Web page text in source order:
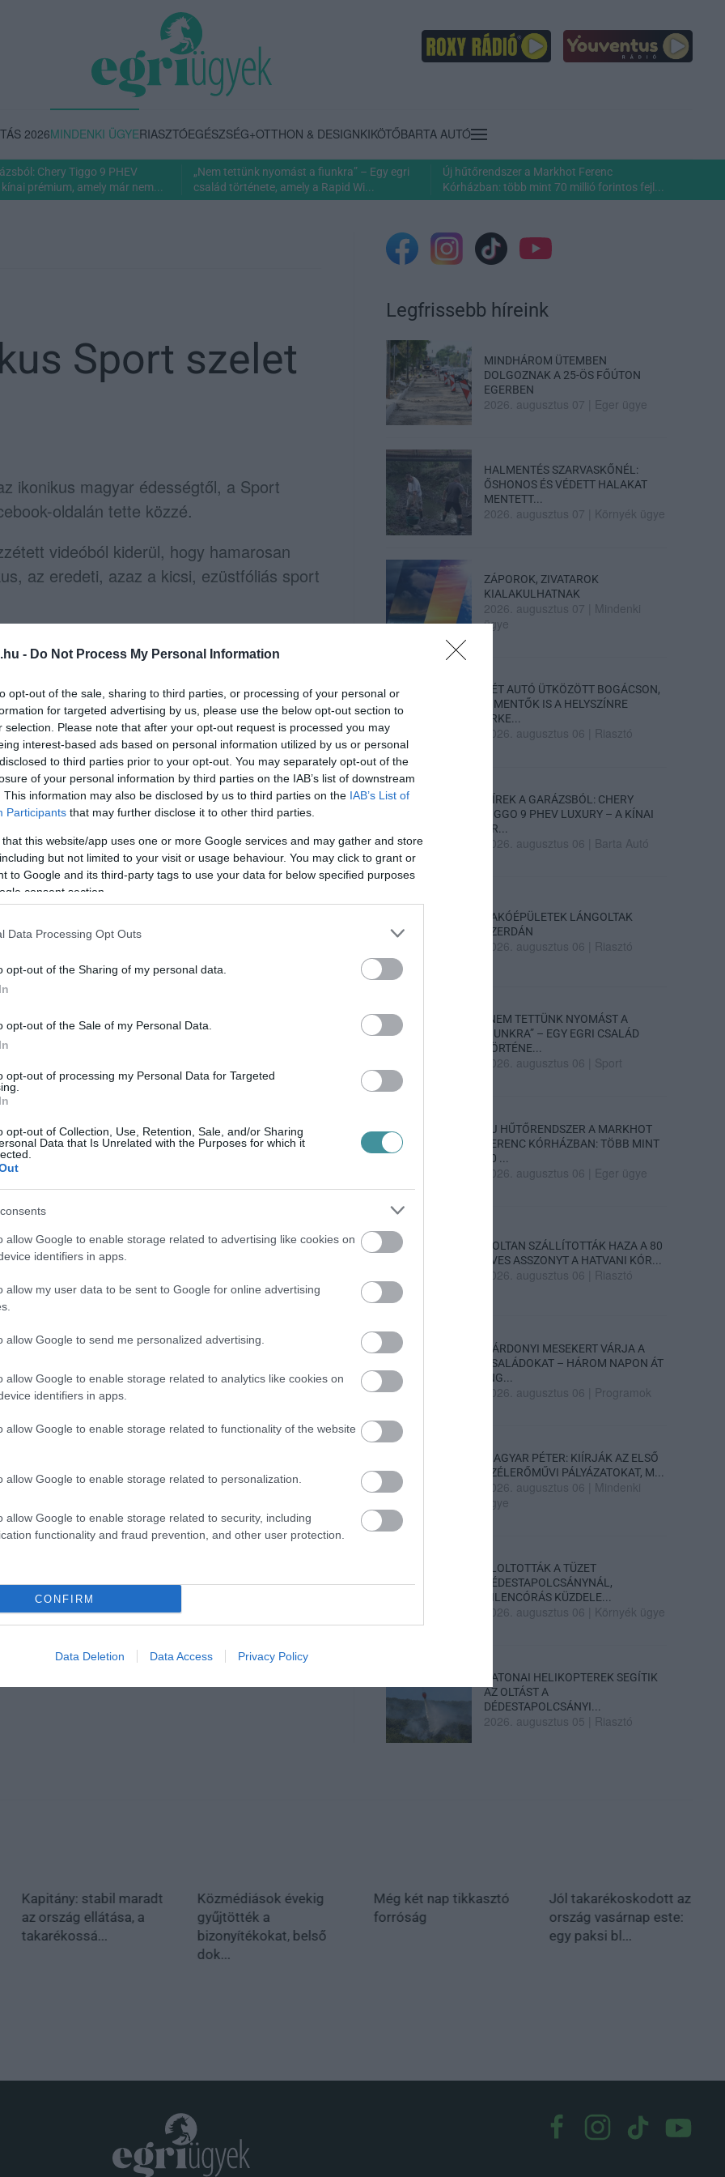
- Do Not Process My Personal Information
opt-out of the sale, sharing to third parties, or processing of your personal or
for targeted advertising by us, please use the below opt-out section to
selection. Please note that after your opt-out request is processed you may
interest-based ads based on personal information utilized by us or personal
to third parties prior to your opt-out. You may separately opt-out of the
of your personal information by third parties on the IAB’s list of downstream
This information may also be disclosed by us to third parties on the IAB’s List of
Participants that may further disclose it to other third parties.
that this website/app uses one or more Google services and may gather and store
but not limited to your visit or usage behaviour. You may click to grant or
to Google and its third-party tags to use your data for below specified purposes
consent section.
Data Processing Opt Outs
opt-out of the Sharing of my personal data.
opt-out of the Sale of my Personal Data.
opt-out of processing my Personal Data for Targeted
opt-out of Collection, Use, Retention, Sale, and/or Sharing
Data that Is Unrelated with the Purposes for which it
allow Google to enable storage related to advertising like cookies on
identifiers in apps.
allow my user data to be sent to Google for online advertising
allow Google to send me personalized advertising.
allow Google to enable storage related to analytics like cookies on
identifiers in apps.
allow Google to enable storage related to functionality of the website
allow Google to enable storage related to personalization.
allow Google to enable storage related to security, including
functionality and fraud prevention, and other user protection.
CONFIRM
Data Deletion Data Access Privacy Policy
2026MINDENKI ÜGYERIASZTÓEGÉSZSÉG+OTTHON & DESIGNKIKÖTŐBARTA AUTÓ
Chery Tiggo 9 PHEV
prémium, amely már nem...
„Nem tettünk nyomást a fiunkra” – Egy egri
család története, amely a Rapid Wi...
Új hűtőrendszer a Markhot Ferenc
Kórházban: több mint 70 millió forintos fejl...
Sport szelet
ikonikus magyar édességtől, a Sport
oldalán tette közzé.
videóból kiderül, hogy hamarosan
az eredeti, azaz a kicsi, ezüstfóliás sport
a termék megszüntetésének okát,
kicsi, ezüstcsomagolású Sport szeletet.
készült, ez pedig se nem modern,
arra törekszik, hogy termékei
megfelelően újrahasznosíthatók
minél kevésbé terhelje a környezetet.
anyagok környezetbaráttá tétele
a snackgyártó ennek érdekében: ezek
az újrahasznosított anyagok
anyagok fejlesztése."
az EGRI ÜGYEK Google Hírek oldalán!
Legfrissebb híreink
MINDHÁROM ÜTEMBEN
DOLGOZNAK A 25-ÖS FŐÚTON
EGERBEN
2026. augusztus 07 Eger ügye
HALMENTÉS SZARVASKŐNÉL:
ŐSHONOS ÉS VÉDETT HALAKAT
MENTETT...
2026. augusztus 07 Környék ügye
ZÁPOROK, ZIVATAROK
KIALAKULHATNAK
2026. augusztus 07
Mindenki
ügye
KÉT AUTÓ ÜTKÖZÖTT BOGÁCSON,
A MENTŐK IS A HELYSZÍNRE
ÉRKE...
2026. augusztus 06 Riasztó
HÍREK A GARÁZSBÓL: CHERY
TIGGO 9 PHEV LUXURY – A KÍNAI
PR...
2026. augusztus 06 Barta Autó
LAKÓÉPÜLETEK LÁNGOLTAK
SZERDÁN
2026. augusztus 06 Riasztó
„NEM TETTÜNK NYOMÁST A
FIUNKRA” – EGY EGRI CSALÁD
TÖRTÉNE...
2026. augusztus 06 Sport
ÚJ HŰTŐRENDSZER A MARKHOT
FERENC KÓRHÁZBAN: TÖBB MINT
70 ...
2026. augusztus 06 Eger ügye
HOLTAN SZÁLLÍTOTTÁK HAZA A 80
ÉVES ASSZONYT A HATVANI KÓR...
2026. augusztus 06 Riasztó
GÁRDONYI MESEKERT VÁRJA A
CSALÁDOKAT – HÁROM NAPON ÁT
ING...
2026. augusztus 06 Programok
MAGYAR PÉTER: KIÍRJÁK AZ ELSŐ
SZÉLERŐMŰVI PÁLYÁZATOKAT, M...
2026. augusztus 06
Mindenki
ügye
ELOLTOTTÁK A TÜZET
DÉDESTAPOLCSÁNYNÁL,
KILENCÓRÁS KÜZDELE...
2026. augusztus 06 Környék ügye
KATONAI HELIKOPTEREK SEGÍTIK
AZ OLTÁST A
DÉDESTAPOLCSÁNYI...
2026. augusztus 05 Riasztó
Kapitány: stabil maradt
az ország ellátása, a
takarékossá...
Közmédiások évekig
gyűjtötték a
bizonyítékokat, belső
dok...
Még két nap tikkasztó
forróság
Jól takarékoskodott az
ország vasárnap este:
egy paksi bl...